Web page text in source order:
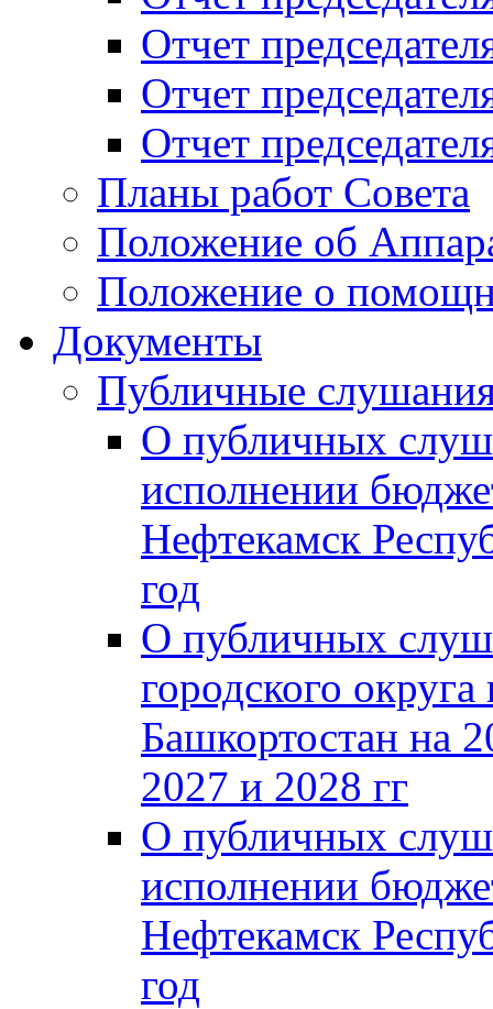
Отчет
Отчет
Отчет
Планы работ Совета
Положение об
Положение о
Документы
Публичные
О публичных
исполнении
Нефтекамск
год
О публичных
городского
Башкортостан на
2027 и 2028 гг
О публичных
исполнении
Нефтекамск
год